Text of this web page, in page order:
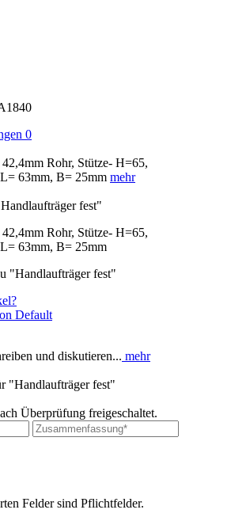
0
Rohr, Stütze- H=65,
63mm, B= 25mm mehr
fest"
Rohr, Stütze- H=65,
63mm, B= 25mm
"Handlaufträger fest"
Default
und diskutieren... mehr
"Handlaufträger fest"
Überprüfung freigeschaltet.
Felder sind Pflichtfelder.